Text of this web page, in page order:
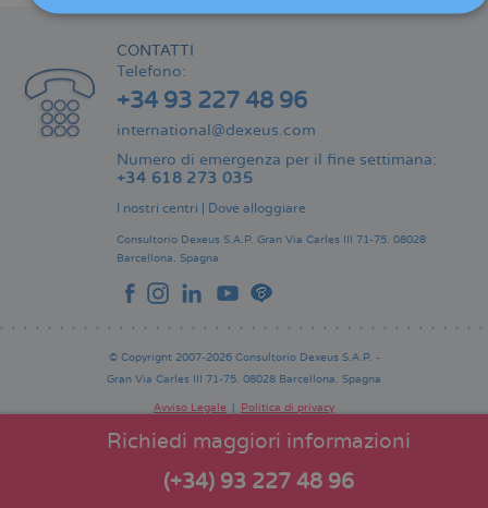
Richiedi maggiori informazioni
(+34) 93 227 48 96
CONTATTI
Telefono:
+34 93 227 48 96
international@dexeus.com
Numero di emergenza per il fine settimana:
+34 618 273 035
I nostri centri | Dove alloggiare
Consultorio Dexeus S.A.P. Gran Via Carles III 71-75. 08028
Barcellona. Spagna
© Copyright 2007-2026 Consultorio Dexeus S.A.P. -
Gran Via Carles III 71-75. 08028 Barcellona. Spagna
de
Avviso Legale
Politica di privacy